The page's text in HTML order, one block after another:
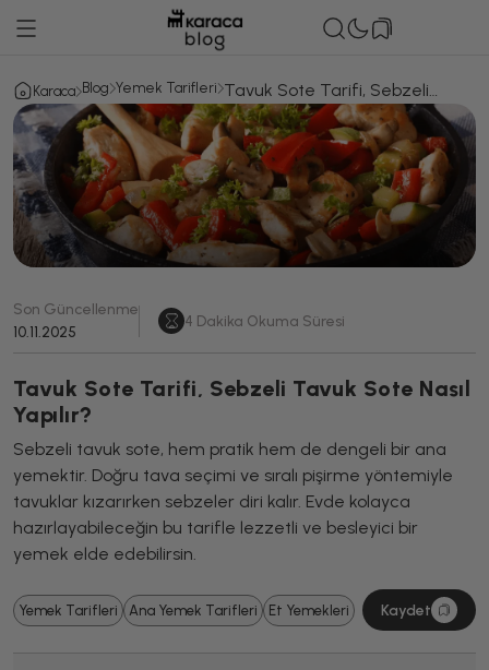
Karaca Blog Yemek Tarifleri Tavuk Sote Tarifi, Sebzeli
Tavuk Sote Nasıl Yapılır?
Son Güncellenme
10.11.2025
4 Dakika Okuma Süresi
Tavuk Sote Tarifi, Sebzeli Tavuk Sote Nasıl
Yapılır?
Sebzeli tavuk sote, hem pratik hem de dengeli bir ana
yemektir. Doğru tava seçimi ve sıralı pişirme yöntemiyle
tavuklar kızarırken sebzeler diri kalır. Evde kolayca
hazırlayabileceğin bu tarifle lezzetli ve besleyici bir
yemek elde edebilirsin.
Yemek Tarifleri Ana Yemek Tarifleri Et Yemekleri Kaydet